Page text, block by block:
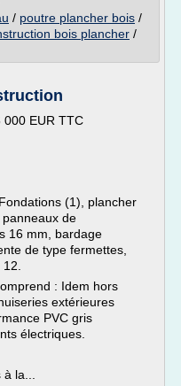
/ poutre plancher bois /
bois plancher /
000 EUR TTC
(1), plancher
de
16 mm, bardage
de type fermettes,
: Idem hors
extérieures
PVC gris
électriques.
la...